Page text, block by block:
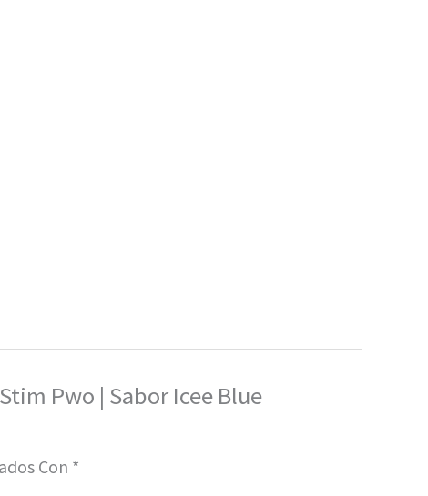
Pwo | Sabor Icee Blue
Con *